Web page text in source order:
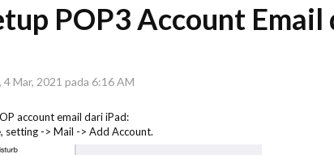
POP3 Account Email
Mar, 2021 pada 6:16 AM
account email dari iPad:
setting -> Mail -> Add Account.